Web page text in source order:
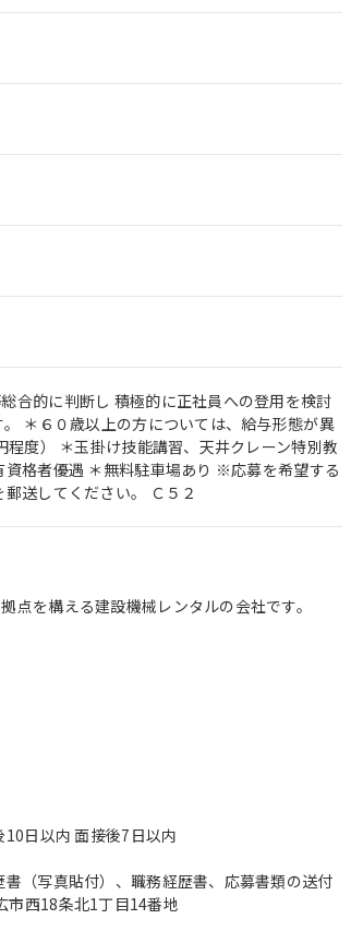
合的に判断し 積極的に正社員への登用を検討
＊６０歳以上の方については、給与形態が異
度） ＊玉掛け技能講習、天井クレーン特別教
格者優遇 ＊無料駐車場あり ※応募を希望する
送してください。 Ｃ５２
点を構える建設機械レンタルの会社です。
日以内 面接後7日以内
（写真貼付）、職務経歴書、応募書類の送付
市西18条北1丁目14番地